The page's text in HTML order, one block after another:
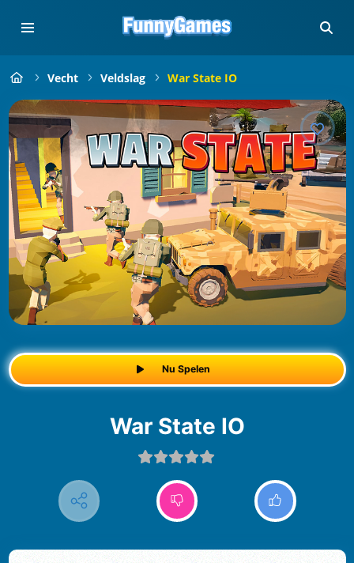
Vecht Veldslag War State IO
Nu Spelen
War State IO